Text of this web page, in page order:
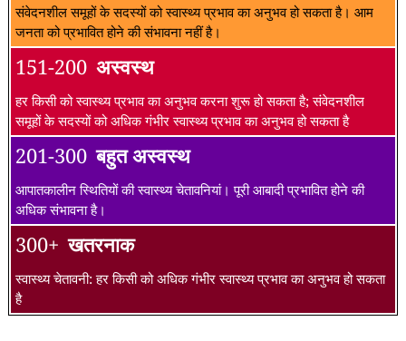
संवेदनशील समूहों के सदस्यों को स्वास्थ्य प्रभाव का अनुभव हो सकता है। आम
जनता को प्रभावित होने की संभावना नहीं है।
151-200 अस्वस्थ
हर किसी को स्वास्थ्य प्रभाव का अनुभव करना शुरू हो सकता है; संवेदनशील
समूहों के सदस्यों को अधिक गंभीर स्वास्थ्य प्रभाव का अनुभव हो सकता है
201-300 बहुत अस्वस्थ
आपातकालीन स्थितियों की स्वास्थ्य चेतावनियां। पूरी आबादी प्रभावित होने की
अधिक संभावना है।
300+ खतरनाक
स्वास्थ्य चेतावनी: हर किसी को अधिक गंभीर स्वास्थ्य प्रभाव का अनुभव हो सकता
है